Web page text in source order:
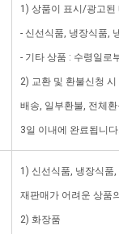
1) 상품이 표시/광고된
- 신선식품, 냉장식품,
- 기타 상품 : 수령일로
2) 교환 및 환불신청
배송, 일부환불, 전체
3일 이내에 완료됩니
1) 신선식품, 냉장식품
재판매가 어려운 상품
2) 화장품